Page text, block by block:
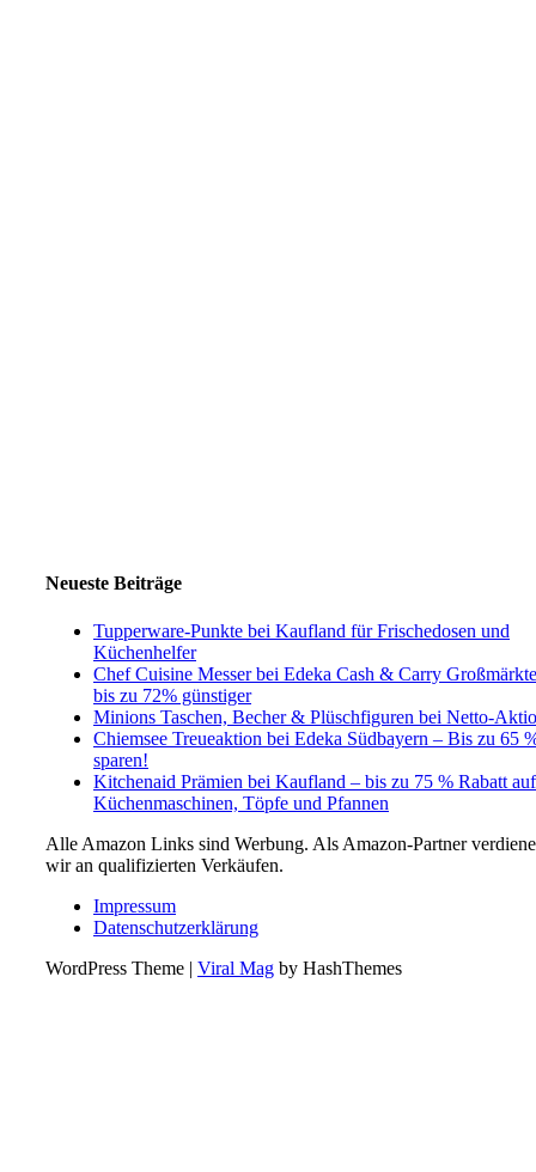
Neueste Beiträge
Tupperware-Punkte bei Kaufland für Frischedosen und
Küchenhelfer
Chef Cuisine Messer bei Edeka Cash & Carry
bis zu 72% günstiger
Minions Taschen, Becher & Plüschfiguren bei Netto-
Chiemsee Treueaktion bei Edeka Südbayern – Bis zu 65
sparen!
Kitchenaid Prämien bei Kaufland – bis zu 75 % Rabatt auf
Küchenmaschinen, Töpfe und Pfannen
Alle Amazon Links sind Werbung. Als Amazon-Partner
wir an qualifizierten Verkäufen.
Impressum
Datenschutzerklärung
WordPress Theme | Viral Mag by HashThemes